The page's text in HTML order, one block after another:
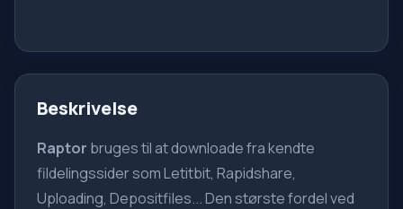
Beskrivelse
Raptor bruges til at downloade fra kendte
fildelingssider som Letitbit, Rapidshare,
Uploading, Depositfiles... Den største fordel ved